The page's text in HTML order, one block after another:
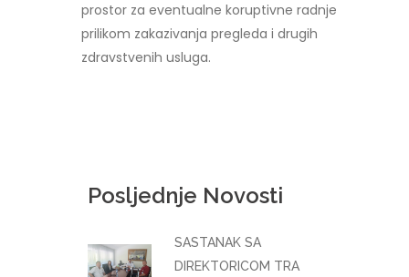
prostor za eventualne koruptivne radnje
prilikom zakazivanja pregleda i drugih
zdravstvenih usluga.
Posljednje Novosti
SASTANAK SA
DIREKTORICOM TRA